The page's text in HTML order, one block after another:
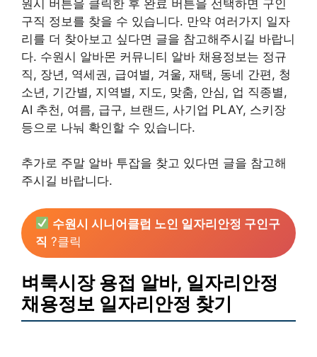
원시 버튼을 클릭한 후 완료 버튼을 선택하면 구인
구직 정보를 찾을 수 있습니다. 만약 여러가지 일자
리를 더 찾아보고 싶다면 글을 참고해주시길 바랍니
다. 수원시 알바몬 커뮤니티 알바 채용정보는 정규
직, 장년, 역세권, 급여별, 겨울, 재택, 동네 간편, 청
소년, 기간별, 지역별, 지도, 맞춤, 안심, 업 직종별,
AI 추천, 여름, 급구, 브랜드, 사기업 PLAY, 스키장
등으로 나눠 확인할 수 있습니다.
추가로 주말 알바 투잡을 찾고 있다면 글을 참고해
주시길 바랍니다.
수원시 시니어클럽 노인 일자리안정 구인구
직 ?클릭
벼룩시장 용접 알바, 일자리안정
채용정보 일자리안정 찾기